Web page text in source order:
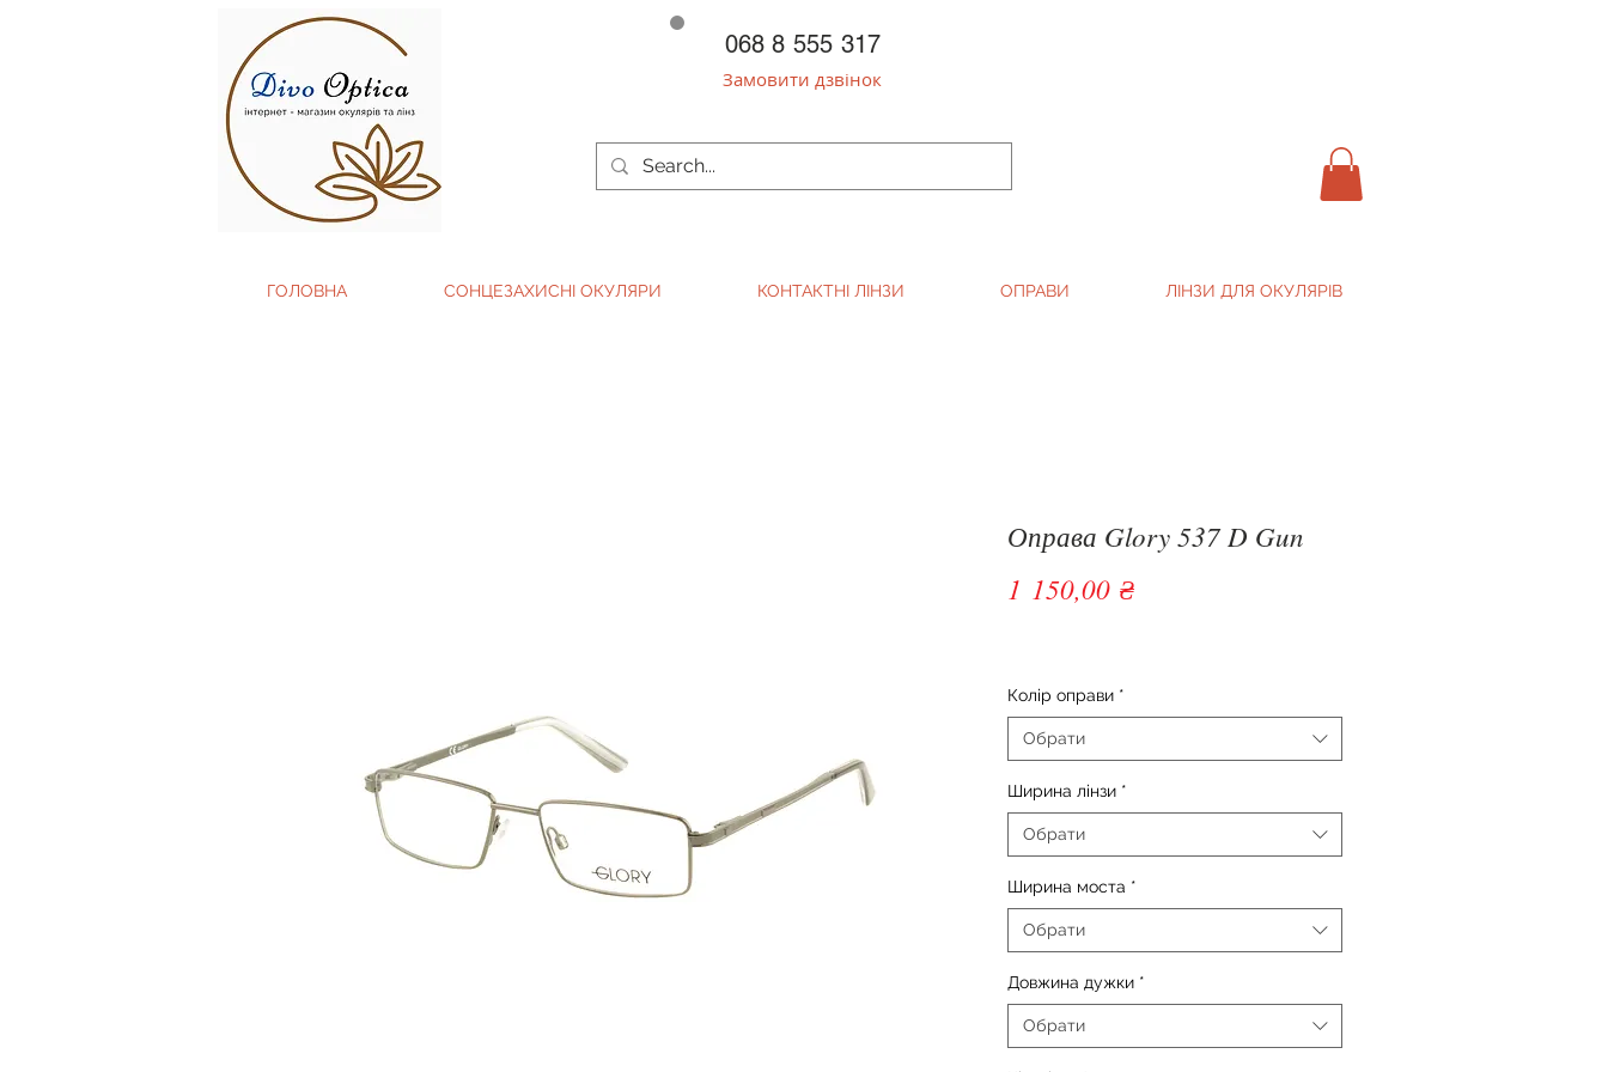
068 8 555 317
Замовити дзвінок
ГОЛОВНА СОНЦЕЗАХИСНІ ОКУЛЯРИ КОНТАКТНІ ЛІНЗИ ОПРАВИ ЛІНЗИ ДЛЯ ОКУЛЯРІВ
Оправа Glory 537 D Gun
1 150,00 ₴Ціна
Колір оправи *
Обрати
Ширина лінзи *
Обрати
Ширина моста *
Обрати
Довжина дужки *
Обрати